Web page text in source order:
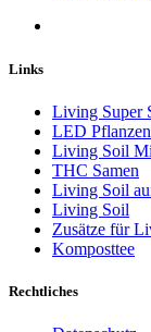
Links
Living Super
LED
Living Soil
THC Samen
Living Soil
Living Soil
Zusätze für
Komposttee
Rechtliches